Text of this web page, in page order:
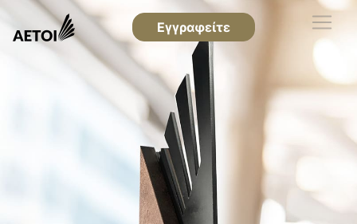
Εγγραφείτε